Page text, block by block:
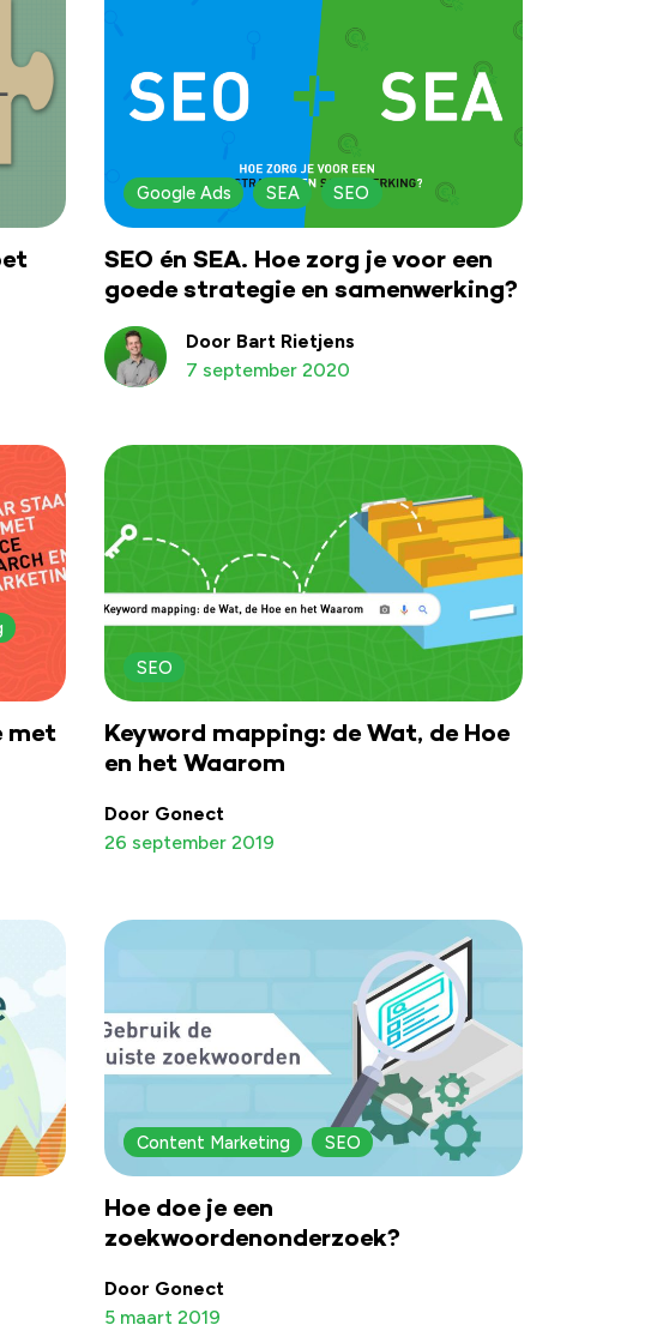
Google Ads SEA SEO
SEO én SEA. Hoe zorg je voor een
goede strategie en samenwerking?
Door Bart Rietjens
7 september 2020
met
SEO
Keyword mapping: de Wat, de Hoe
en het Waarom
Door Gonect
26 september 2019
Content Marketing SEO
Hoe doe je een
zoekwoordenonderzoek?
Door Gonect
5 maart 2019